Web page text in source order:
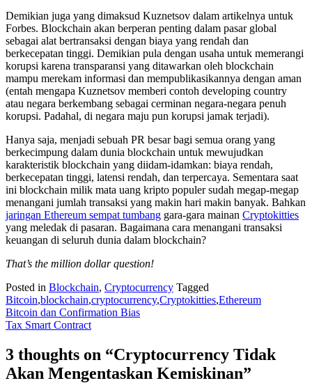
Demikian juga yang dimaksud Kuznetsov dalam artikelnya untuk
Forbes. Blockchain akan berperan penting dalam pasar global
sebagai alat bertransaksi dengan biaya yang rendah dan
berkecepatan tinggi. Demikian pula dengan usaha untuk memerangi
korupsi karena transparansi yang ditawarkan oleh blockchain
mampu merekam informasi dan mempublikasikannya dengan aman
(entah mengapa Kuznetsov memberi contoh developing country
atau negara berkembang sebagai cerminan negara-negara penuh
korupsi. Padahal, di negara maju pun korupsi jamak terjadi).
Hanya saja, menjadi sebuah PR besar bagi semua orang yang
berkecimpung dalam dunia blockchain untuk mewujudkan
karakteristik blockchain yang diidam-idamkan: biaya rendah,
berkecepatan tinggi, latensi rendah, dan terpercaya. Sementara saat
ini blockchain milik mata uang kripto populer sudah megap-megap
menangani jumlah transaksi yang makin hari makin banyak. Bahkan
jaringan Ethereum sempat tumbang gara-gara mainan Cryptokitties
yang meledak di pasaran. Bagaimana cara menangani transaksi
keuangan di seluruh dunia dalam blockchain?
That’s the million dollar question!
Posted in Blockchain, Cryptocurrency Tagged
Bitcoin,blockchain,cryptocurrency,Cryptokitties,Ethereum
Post
navigation
Bitcoin dan Confirmation Bias
Tax Smart Contract
3 thoughts on “Cryptocurrency Tidak
Akan Mengentaskan Kemiskinan”